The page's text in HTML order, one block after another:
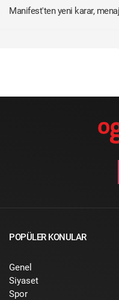
Manifest'ten yeni karar,
POPÜLER KONULAR
Genel
Siyaset
Spor